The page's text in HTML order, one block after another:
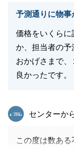
し上げます。
予測通りに物事
価格をいくら
か、担当者の予
おかげさまで
良かったです。
東急リバブル
センターか
この度は数あ